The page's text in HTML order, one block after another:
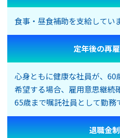
食事・昼食補助を支給してい
定年後の再
心身ともに健康な社員が、60
希望する場合、雇用意思継続
65歳まで嘱託社員として勤務
退職金